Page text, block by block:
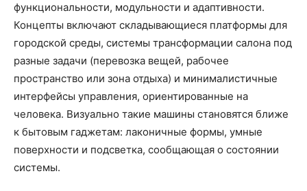
функциональности, модульности и адаптивности.
Концепты включают складывающиеся платформы для
городской среды, системы трансформации салона под
разные задачи (перевозка вещей, рабочее
пространство или зона отдыха) и минималистичные
интерфейсы управления, ориентированные на
человека. Визуально такие машины становятся ближе
к бытовым гаджетам: лаконичные формы, умные
поверхности и подсветка, сообщающая о состоянии
системы.